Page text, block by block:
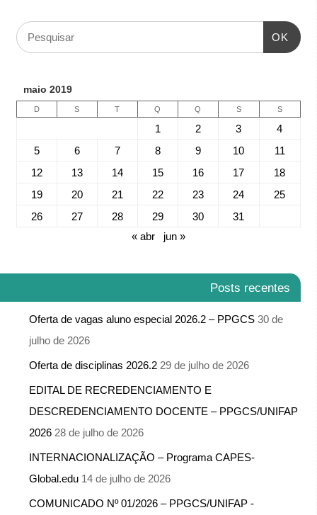
OK
maio 2019
D S T Q Q S S
1 2 3
4
5
6 7 8 9 10
11
12
13 14 15 16 17
18
19
20 21 22 23 24
25
26
27 28 29 30
31
« abr
jun »
Posts recentes
Oferta de vagas aluno especial 2026.2 – PPGCS 30 de
julho de 2026
Oferta de disciplinas 2026.2 29 de julho de 2026
EDITAL DE RECREDENCIAMENTO E
DESCREDENCIAMENTO DOCENTE – PPGCS/UNIFAP
2026 28 de julho de 2026
INTERNACIONALIZAÇÃO – Programa CAPES-
Global.edu 14 de julho de 2026
COMUNICADO Nº 01/2026 – PPGCS/UNIFAP -​